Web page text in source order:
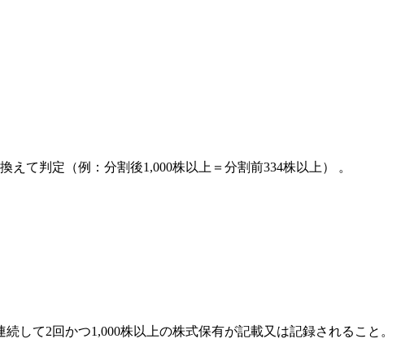
て判定（例：分割後1,000株以上＝分割前334株以上） 。
して2回かつ1,000株以上の株式保有が記載又は記録されること。